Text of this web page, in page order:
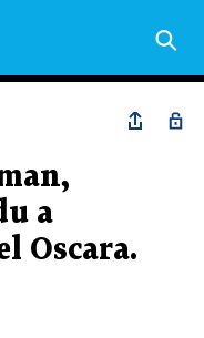
a
Oscara.